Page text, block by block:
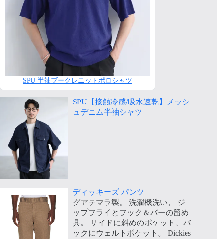
SPU 半袖ブークレニットポロシャツ
SPU【接触冷感/吸水速乾】メッシ
ュデニム半袖シャツ
ディッキーズ パンツ
グアテマラ製。 洗濯機洗い。 ジ
ップフライとフック＆バーの留め
具。 サイドに斜めのポケット、バ
ックにウェルトポケット。 Dickies